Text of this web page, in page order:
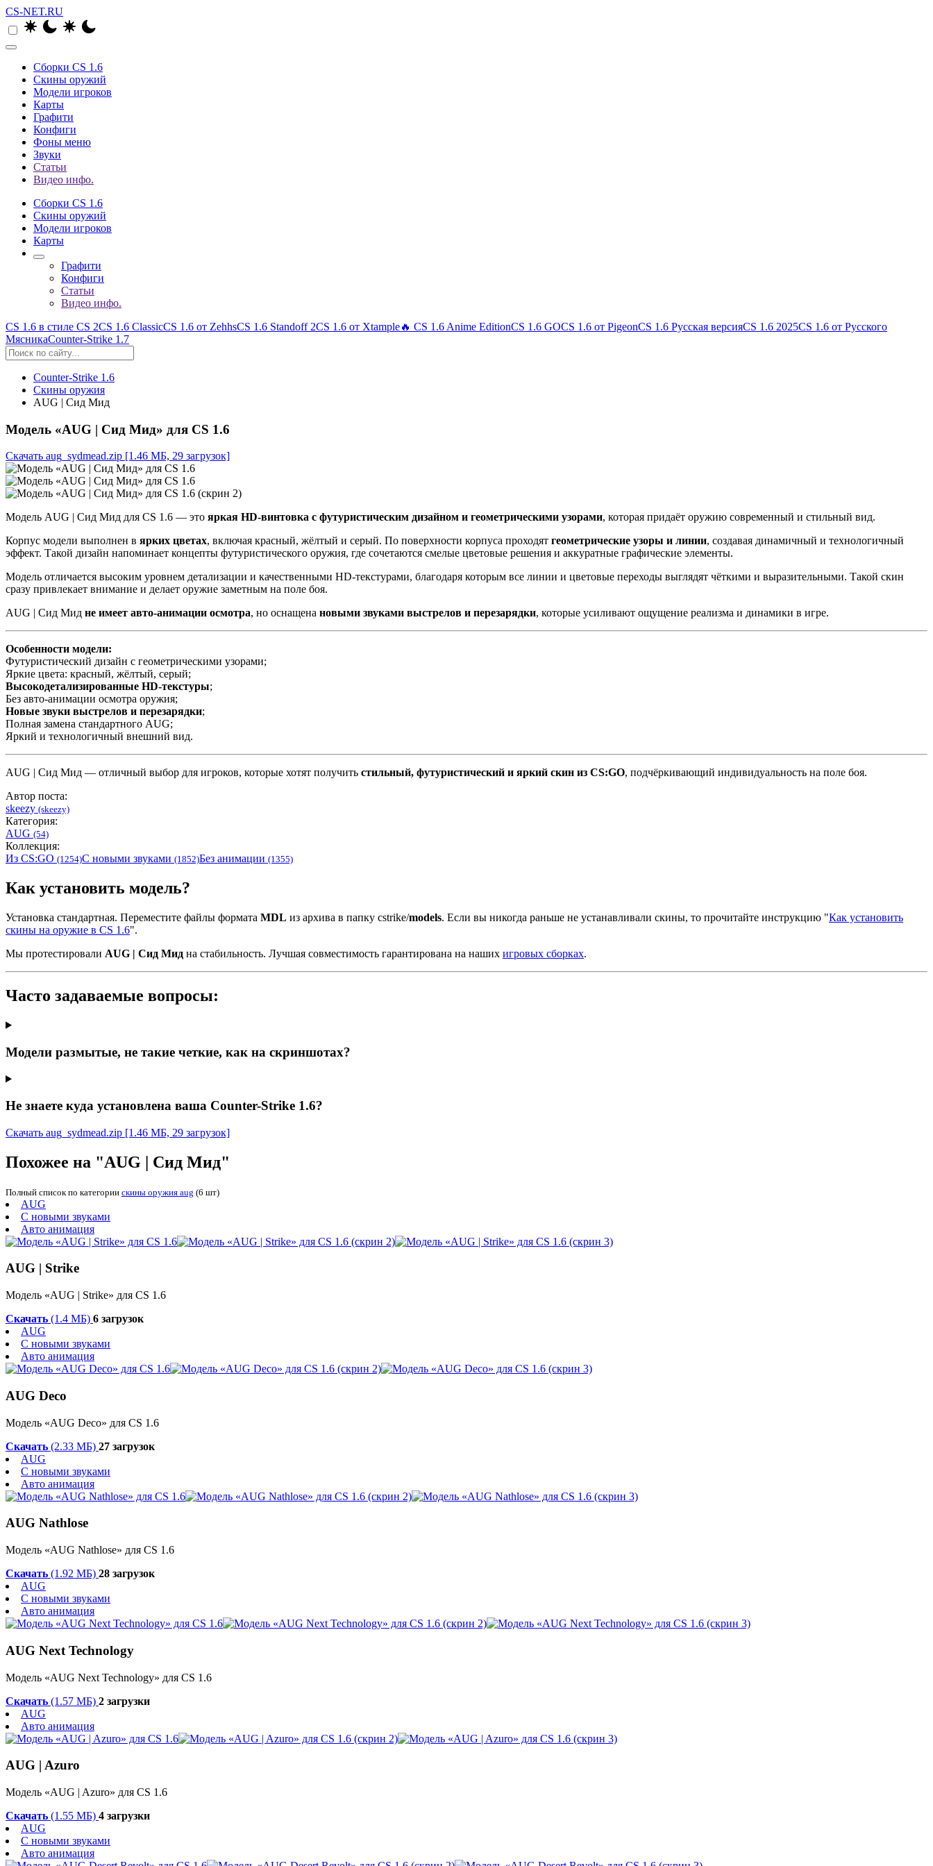
CS-NET.RU
Сборки CS 1.6
Скины оружий
Модели игроков
Карты
Графити
Конфиги
Фоны меню
Звуки
Статьи
Видео инфо.
Сборки CS 1.6
Скины оружий
Модели игроков
Карты
Графити
Конфиги
Статьи
Видео инфо.
CS 1.6 в стиле CS 2CS 1.6 ClassicCS 1.6 от ZehhsCS 1.6 Standoff 2CS 1.6 от Xtample🔥 CS 1.6 Anime EditionCS 1.6 GOCS 1.6 от PigeonCS 1.6 Русская версияCS 1.6 2025CS 1.6 от Русского
МясникаCounter-Strike 1.7
Counter-Strike 1.6
Скины оружия
AUG | Сид Мид
Модель «AUG | Сид Мид» для CS 1.6
Скачать aug_sydmead.zip [1.46 МБ, 29 загрузок]
Модель AUG | Сид Мид для CS 1.6 — это яркая HD-винтовка с футуристическим дизайном и геометрическими узорами, которая придаёт оружию современный и стильный вид.
Корпус модели выполнен в ярких цветах, включая красный, жёлтый и серый. По поверхности корпуса проходят геометрические узоры и линии, создавая динамичный и технологичный
эффект. Такой дизайн напоминает концепты футуристического оружия, где сочетаются смелые цветовые решения и аккуратные графические элементы.
Модель отличается высоким уровнем детализации и качественными HD-текстурами, благодаря которым все линии и цветовые переходы выглядят чёткими и выразительными. Такой скин
сразу привлекает внимание и делает оружие заметным на поле боя.
AUG | Сид Мид не имеет авто-анимации осмотра, но оснащена новыми звуками выстрелов и перезарядки, которые усиливают ощущение реализма и динамики в игре.
Особенности модели:
Футуристический дизайн с геометрическими узорами;
Яркие цвета: красный, жёлтый, серый;
Высокодетализированные HD-текстуры;
Без авто-анимации осмотра оружия;
Новые звуки выстрелов и перезарядки;
Полная замена стандартного AUG;
Яркий и технологичный внешний вид.
AUG | Сид Мид — отличный выбор для игроков, которые хотят получить стильный, футуристический и яркий скин из CS:GO, подчёркивающий индивидуальность на поле боя.
Автор поста:
skeezy (skeezy)
Категория:
AUG (54)
Коллекция:
Из CS:GO (1254)С новыми звуками (1852)Без анимации (1355)
Как установить модель?
Установка стандартная. Переместите файлы формата MDL из архива в папку cstrike/models. Если вы никогда раньше не устанавливали скины, то прочитайте инструкцию "Как установить
скины на оружие в CS 1.6".
Мы протестировали AUG | Сид Мид на стабильность. Лучшая совместимость гарантирована на наших игровых сборках.
Часто задаваемые вопросы:
Модели размытые, не такие четкие, как на скриншотах?
Не знаете куда установлена ваша Counter-Strike 1.6?
Скачать aug_sydmead.zip [1.46 МБ, 29 загрузок]
Похожее на "AUG | Сид Мид"
Полный список по категории скины оружия aug (6 шт)
AUG
С новыми звуками
Авто анимация
AUG | Strike
Модель «AUG | Strike» для CS 1.6
Скачать (1.4 МБ) 6 загрузок
AUG
С новыми звуками
Авто анимация
AUG Deco
Модель «AUG Deco» для CS 1.6
Скачать (2.33 МБ) 27 загрузок
AUG
С новыми звуками
Авто анимация
AUG Nathlose
Модель «AUG Nathlose» для CS 1.6
Скачать (1.92 МБ) 28 загрузок
AUG
С новыми звуками
Авто анимация
AUG Next Technology
Модель «AUG Next Technology» для CS 1.6
Скачать (1.57 МБ) 2 загрузки
AUG
Авто анимация
AUG | Azuro
Модель «AUG | Azuro» для CS 1.6
Скачать (1.55 МБ) 4 загрузки
AUG
С новыми звуками
Авто анимация